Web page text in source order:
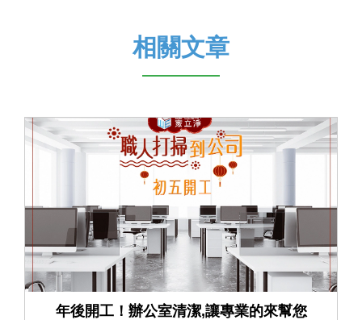
相關文章
年後開工！辦公室清潔,讓專業的來幫您